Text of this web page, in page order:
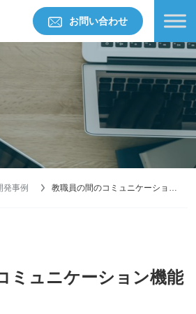
お問い合わせ
発事例
教職員の間のコミュニケーション
ミュニケーション機能